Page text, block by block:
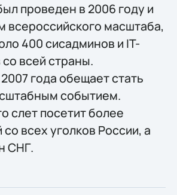
проведен в 2006 году и
всероссийского масштаба,
400 сисадминов и IT-
всей страны.
года обещает стать
событием.
слет посетит более
всех уголков России, а
СНГ.